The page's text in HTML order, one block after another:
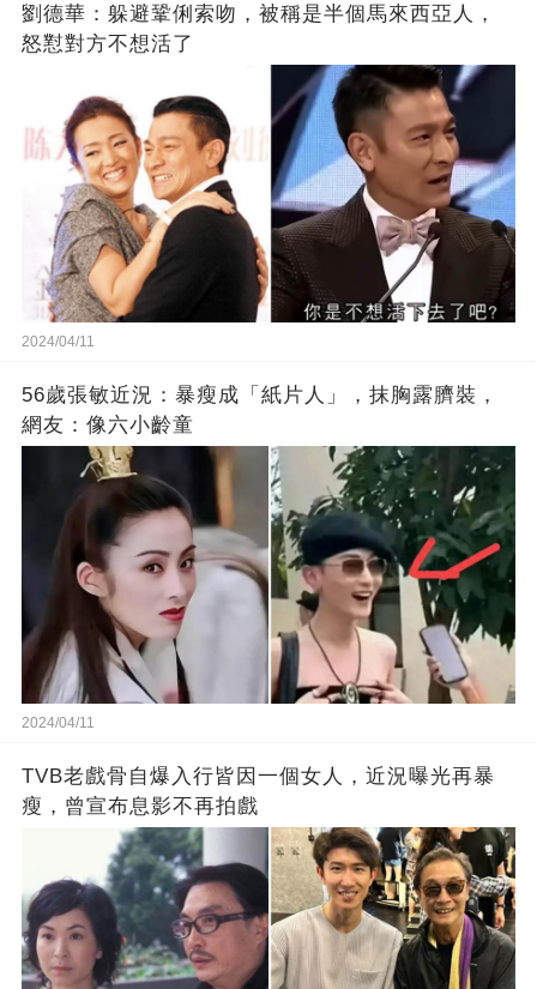
劉德華：躲避鞏俐索吻，被稱是半個馬來西亞人，
怒懟對方不想活了
2024/04/11
56歲張敏近況：暴瘦成「紙片人」，抹胸露臍裝，
網友：像六小齡童
2024/04/11
TVB老戲骨自爆入行皆因一個女人，近況曝光再暴
瘦，曾宣布息影不再拍戲